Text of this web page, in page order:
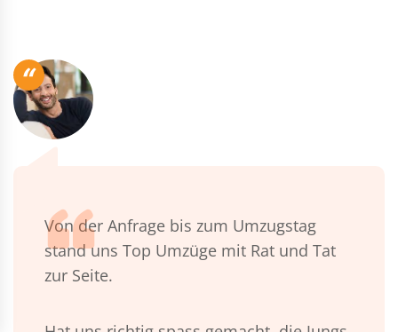
“
Von der Anfrage bis zum Umzugstag
stand uns Top Umzüge mit Rat und Tat
zur Seite.